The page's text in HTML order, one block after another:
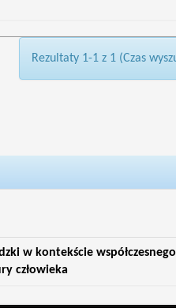
Rezultaty 1-1 z 1 (Czas
w kontekście
człowieka